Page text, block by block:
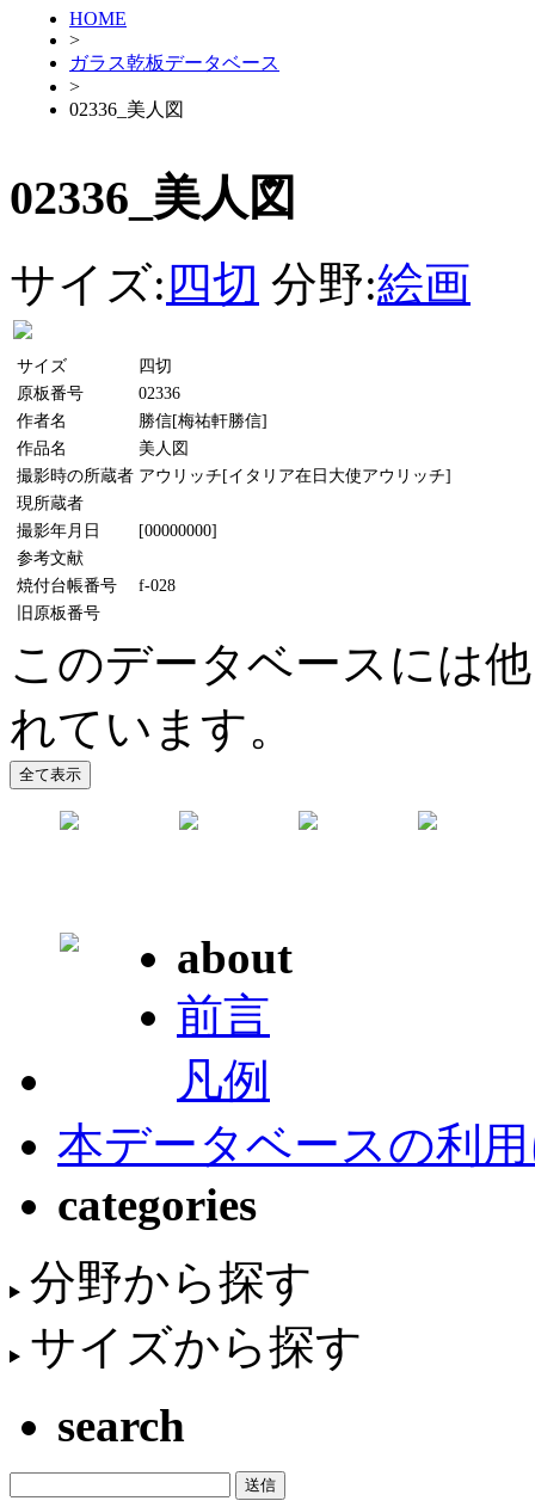
HOME
>
ガラス乾板データベース
>
02336_美人図
02336_美人図
サイズ: 四切 分野:絵画
サイズ
四切
原板番号
02336
作者名
勝信[梅祐軒勝信]
作品名
美人図
撮影時の所蔵者 アウリッチ[イタリア在日大使アウリッチ]
現所蔵者
撮影年月日
[00000000]
参考文献
焼付台帳番号
f-028
旧原板番号
このデータベースには
れています。
about
前言
凡例
本データベースの利
categories
分野から探す
サイズから探す
search